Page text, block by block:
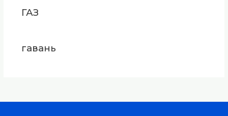
ГАЗ
гавань